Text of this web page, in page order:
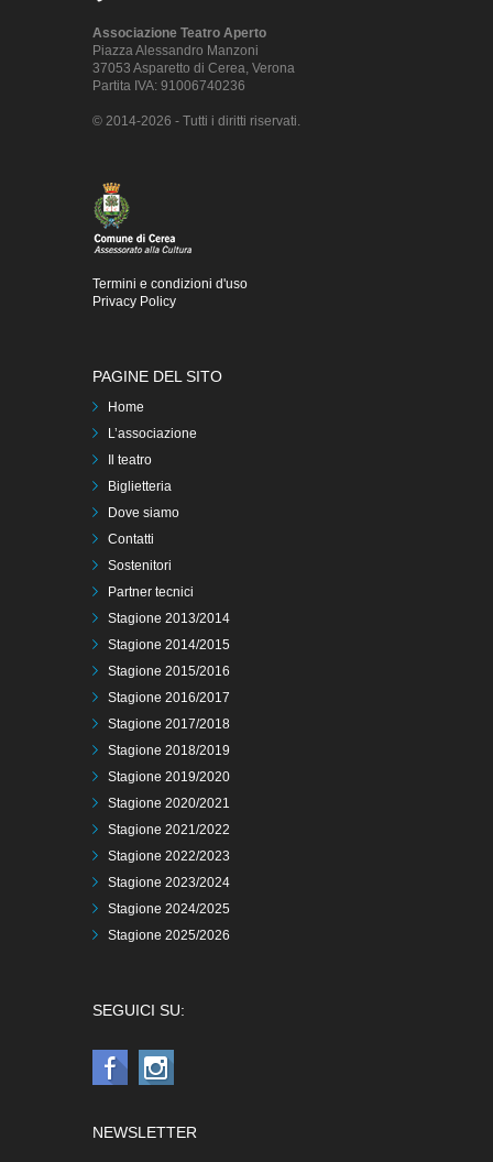
Associazione Teatro Aperto
Piazza Alessandro Manzoni
37053 Asparetto di Cerea, Verona
Partita IVA: 91006740236
© 2014-2026 - Tutti i diritti riservati.
Termini e condizioni d'uso
Privacy Policy
PAGINE DEL SITO
Home
L’associazione
Il teatro
Biglietteria
Dove siamo
Contatti
Sostenitori
Partner tecnici
Stagione 2013/2014
Stagione 2014/2015
Stagione 2015/2016
Stagione 2016/2017
Stagione 2017/2018
Stagione 2018/2019
Stagione 2019/2020
Stagione 2020/2021
Stagione 2021/2022
Stagione 2022/2023
Stagione 2023/2024
Stagione 2024/2025
Stagione 2025/2026
SEGUICI SU:
NEWSLETTER